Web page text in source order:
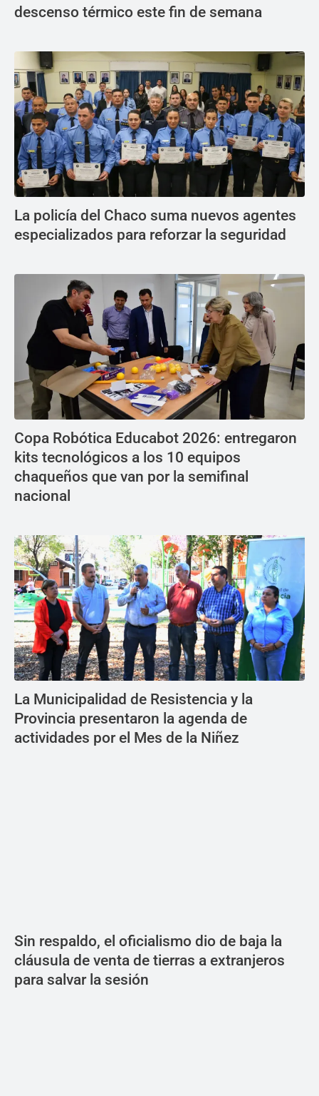
descenso térmico este fin de semana
La policía del Chaco suma nuevos agentes
especializados para reforzar la seguridad
Copa Robótica Educabot 2026: entregaron
kits tecnológicos a los 10 equipos
chaqueños que van por la semifinal
nacional
La Municipalidad de Resistencia y la
Provincia presentaron la agenda de
actividades por el Mes de la Niñez
Sin respaldo, el oficialismo dio de baja la
cláusula de venta de tierras a extranjeros
para salvar la sesión